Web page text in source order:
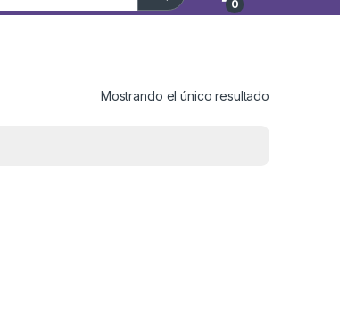
0
Mostrando el único resultado